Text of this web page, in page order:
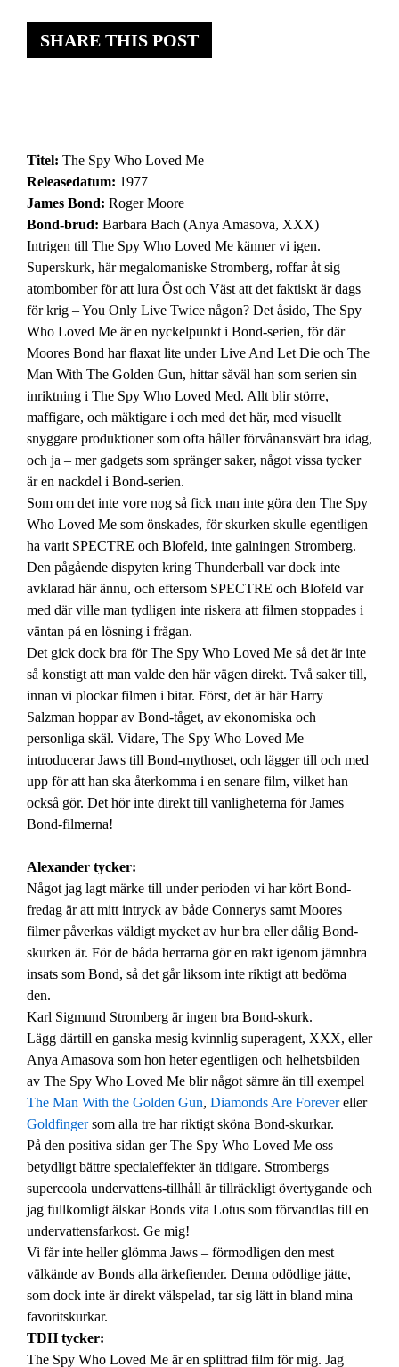
SHARE THIS POST
Titel: The Spy Who Loved Me
Releasedatum: 1977
James Bond: Roger Moore
Bond-brud: Barbara Bach (Anya Amasova, XXX)
Intrigen till The Spy Who Loved Me känner vi igen.
Superskurk, här megalomaniske Stromberg, roffar åt sig
atombomber för att lura Öst och Väst att det faktiskt är dags
för krig – You Only Live Twice någon? Det åsido, The Spy
Who Loved Me är en nyckelpunkt i Bond-serien, för där
Moores Bond har flaxat lite under Live And Let Die och The
Man With The Golden Gun, hittar såväl han som serien sin
inriktning i The Spy Who Loved Med. Allt blir större,
maffigare, och mäktigare i och med det här, med visuellt
snyggare produktioner som ofta håller förvånansvärt bra idag,
och ja – mer gadgets som spränger saker, något vissa tycker
är en nackdel i Bond-serien.
Som om det inte vore nog så fick man inte göra den The Spy
Who Loved Me som önskades, för skurken skulle egentligen
ha varit SPECTRE och Blofeld, inte galningen Stromberg.
Den pågående dispyten kring Thunderball var dock inte
avklarad här ännu, och eftersom SPECTRE och Blofeld var
med där ville man tydligen inte riskera att filmen stoppades i
väntan på en lösning i frågan.
Det gick dock bra för The Spy Who Loved Me så det är inte
så konstigt att man valde den här vägen direkt. Två saker till,
innan vi plockar filmen i bitar. Först, det är här Harry
Salzman hoppar av Bond-tåget, av ekonomiska och
personliga skäl. Vidare, The Spy Who Loved Me
introducerar Jaws till Bond-mythoset, och lägger till och med
upp för att han ska återkomma i en senare film, vilket han
också gör. Det hör inte direkt till vanligheterna för James
Bond-filmerna!
Alexander tycker:
Något jag lagt märke till under perioden vi har kört Bond-
fredag är att mitt intryck av både Connerys samt Moores
filmer påverkas väldigt mycket av hur bra eller dålig Bond-
skurken är. För de båda herrarna gör en rakt igenom jämnbra
insats som Bond, så det går liksom inte riktigt att bedöma
den.
Karl Sigmund Stromberg är ingen bra Bond-skurk.
Lägg därtill en ganska mesig kvinnlig superagent, XXX, eller
Anya Amasova som hon heter egentligen och helhetsbilden
av The Spy Who Loved Me blir något sämre än till exempel
The Man With the Golden Gun, Diamonds Are Forevereller
Goldfingersom alla tre har riktigt sköna Bond-skurkar.
På den positiva sidan ger The Spy Who Loved Me oss
betydligt bättre specialeffekter än tidigare. Strombergs
supercoola undervattens-tillhåll är tillräckligt övertygande och
jag fullkomligt älskar Bonds vita Lotus som förvandlas till en
undervattensfarkost. Ge mig!
Vi får inte heller glömma Jaws – förmodligen den mest
välkände av Bonds alla ärkefiender. Denna odödlige jätte,
som dock inte är direkt välspelad, tar sig lätt in bland mina
favoritskurkar.
TDH tycker:
The Spy Who Loved Me är en splittrad film för mig. Jag